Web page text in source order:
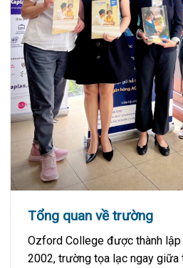
Tổng quan về trường
Ozford College được thành
2002, trường tọa lạc ngay giữa